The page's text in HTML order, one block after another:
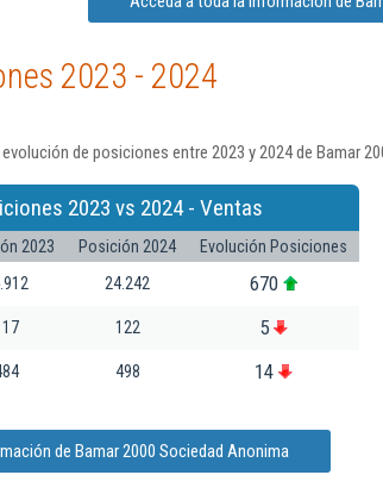
2023 - 2024
de posiciones entre 2023 y 2024 de Bamar
2023 vs 2024 - Ventas
2023 Posición 2024
Evolución Posiciones
24.242 670
122 5
498 14
de Bamar 2000 Sociedad Anonima